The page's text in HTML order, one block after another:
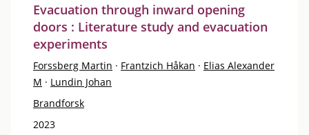
Evacuation through inward opening
doors : Literature study and evacuation
experiments
Forssberg Martin · Frantzich Håkan · Elias Alexander
M · Lundin Johan
Brandforsk
2023